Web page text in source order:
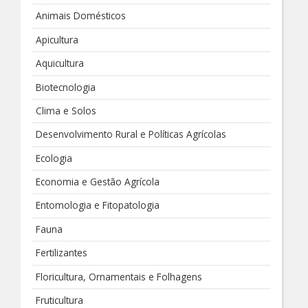
Animais Domésticos
Apicultura
Aquicultura
Biotecnologia
Clima e Solos
Desenvolvimento Rural e Políticas Agrícolas
Ecologia
Economia e Gestão Agrícola
Entomologia e Fitopatologia
Fauna
Fertilizantes
Floricultura, Ornamentais e Folhagens
Fruticultura